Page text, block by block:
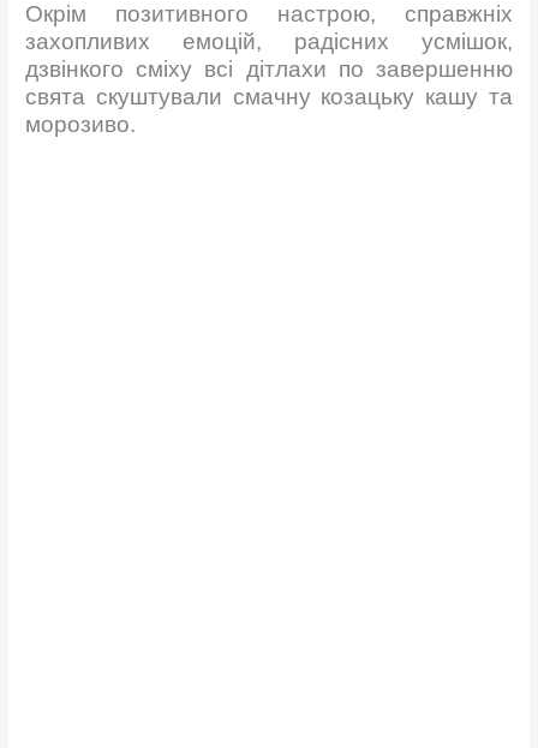
Окрім позитивного настрою, справжніх
захопливих емоцій, радісних усмішок,
дзвінкого сміху всі дітлахи по завершенню
свята скуштували смачну козацьку кашу та
морозиво.